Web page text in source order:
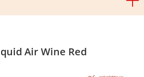
Air Wine Red